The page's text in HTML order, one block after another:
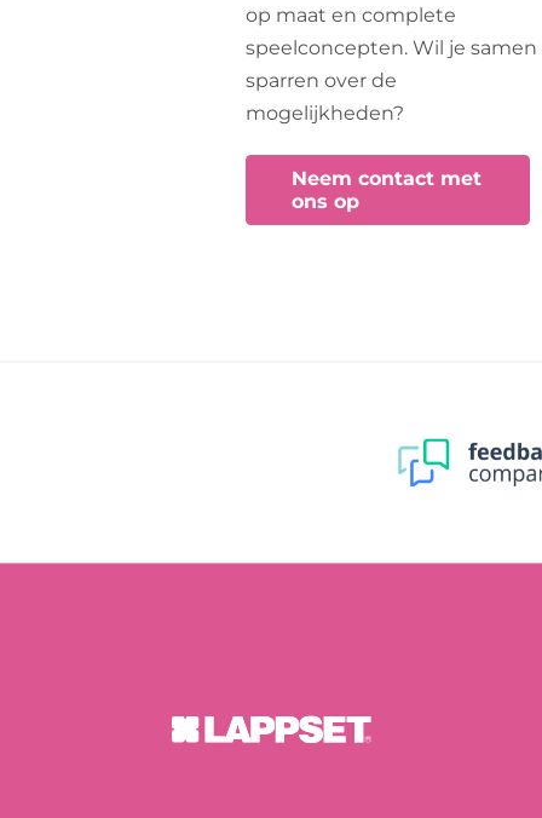
op maat en complete
speelconcepten. Wil je samen
sparren over de
mogelijkheden?
Neem contact met
ons op